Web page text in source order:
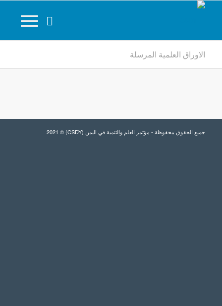
الاوراق العلمية المرسلة
جميع الحقوق محفوظة - مؤتمر العلم والتنمية في اليمن (CSDY) © 2021